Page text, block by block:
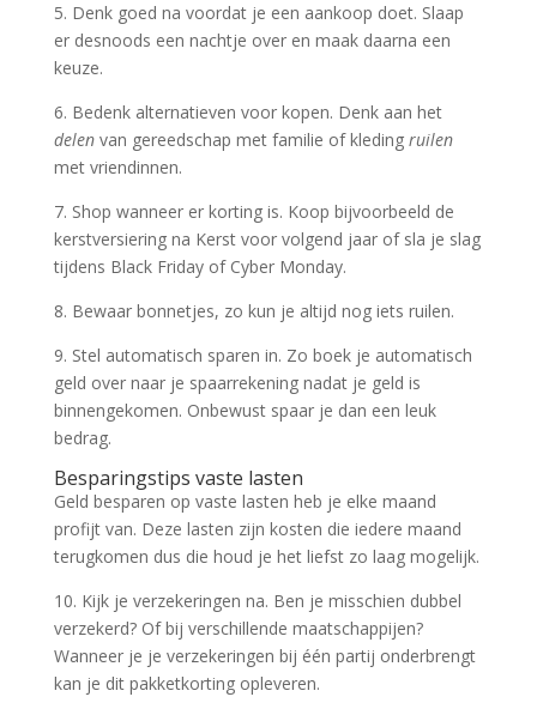
5. Denk goed na voordat je een aankoop doet. Slaap
er desnoods een nachtje over en maak daarna een
keuze.
6. Bedenk alternatieven voor kopen. Denk aan het
delen van gereedschap met familie of kleding ruilen
met vriendinnen.
7. Shop wanneer er korting is. Koop bijvoorbeeld de
kerstversiering na Kerst voor volgend jaar of sla je slag
tijdens Black Friday of Cyber Monday.
8. Bewaar bonnetjes, zo kun je altijd nog iets ruilen.
9. Stel automatisch sparen in. Zo boek je automatisch
geld over naar je spaarrekening nadat je geld is
binnengekomen. Onbewust spaar je dan een leuk
bedrag.
Besparingstips vaste lasten
Geld besparen op vaste lasten heb je elke maand
profijt van. Deze lasten zijn kosten die iedere maand
terugkomen dus die houd je het liefst zo laag mogelijk.
10. Kijk je verzekeringen na. Ben je misschien dubbel
verzekerd? Of bij verschillende maatschappijen?
Wanneer je je verzekeringen bij één partij onderbrengt
kan je dit pakketkorting opleveren.